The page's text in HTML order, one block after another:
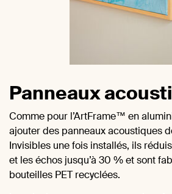
Panneaux
Comme pour l’ArtFrame™ en
ajouter des panneaux acoustiques
Invisibles une fois installés, ils
et les échos jusqu’à 30 % et sont
bouteilles PET recyclées.